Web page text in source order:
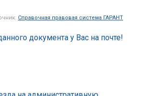
Справочная правовая система ГАРАНТ